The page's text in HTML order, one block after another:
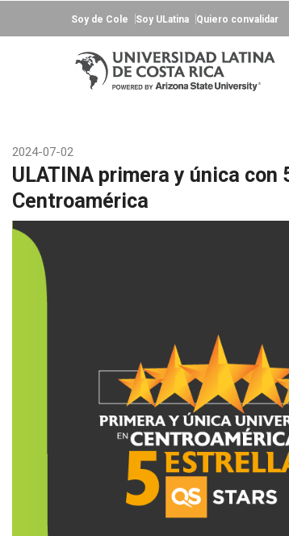
Soy de Cole Soy ULatina Quiero convalidar
2024-07-02
ULATINA primera y única
Centroamérica